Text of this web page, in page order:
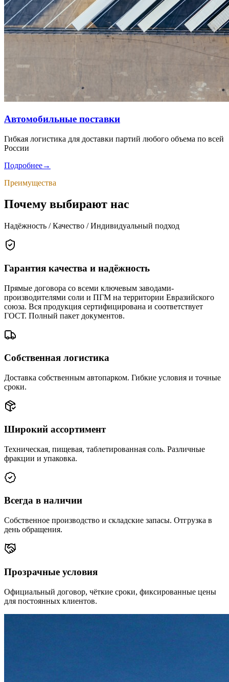
Автомобильные поставки
Гибкая логистика для доставки партий любого объема по всей
России
Подробнее→
Преимущества
Почему выбирают нас
Надёжность / Качество / Индивидуальный подход
Гарантия качества и надёжность
Прямые договора со всеми ключевым заводами-
производителями соли и ПГМ на территории Евразийского
союза. Вся продукция сертифицирована и соответствует
ГОСТ. Полный пакет документов.
Собственная логистика
Доставка собственным автопарком. Гибкие условия и точные
сроки.
Широкий ассортимент
Техническая, пищевая, таблетированная соль. Различные
фракции и упаковка.
Всегда в наличии
Собственное производство и складские запасы. Отгрузка в
день обращения.
Прозрачные условия
Официальный договор, чёткие сроки, фиксированные цены
для постоянных клиентов.